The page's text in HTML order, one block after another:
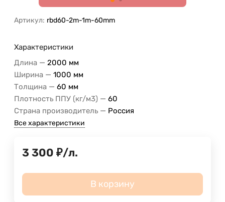
Артикул: rbd60-2m-1m-60mm
Характеристики
Длина — 2000 мм
Ширина — 1000 мм
Толщина — 60 мм
Плотность ППУ (кг/м3) — 60
Страна производитель — Россия
Все характеристики
3 300 ₽/л.
В корзину